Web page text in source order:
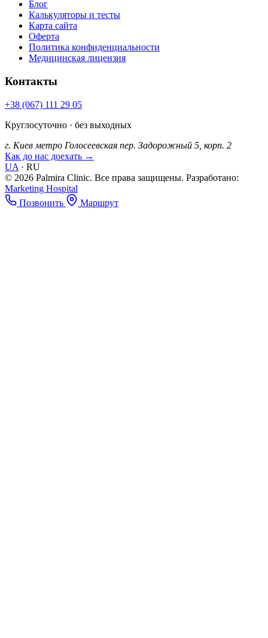
Блог
Калькуляторы и тесты
Карта сайта
Оферта
Политика конфиденциальности
Медицинская лицензия
Контакты
+38 (067) 111 29 05
Круглосуточно · без выходных
г. Киев метро Голосеевская пер. Задорожный 5, корп. 2
Как до нас доехать →
UA · RU
© 2026 Palmira Clinic. Все права защищены. Разработано:
Marketing Hospital
Позвонить
Маршрут